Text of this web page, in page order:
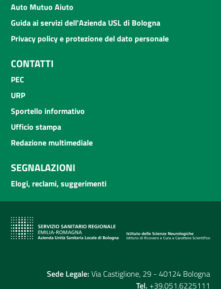
Auto Mutuo Aiuto
Guida ai servizi dell'Azienda USL di Bologna
Privacy policy e protezione del dato personale
CONTATTI
PEC
URP
Sportello informativo
Ufficio stampa
Redazione multimediale
SEGNALAZIONI
Elogi, reclami, suggerimenti
Sede Legale: Via Castiglione, 29 - 40124 Bologna
Tel. +39.051.6225111